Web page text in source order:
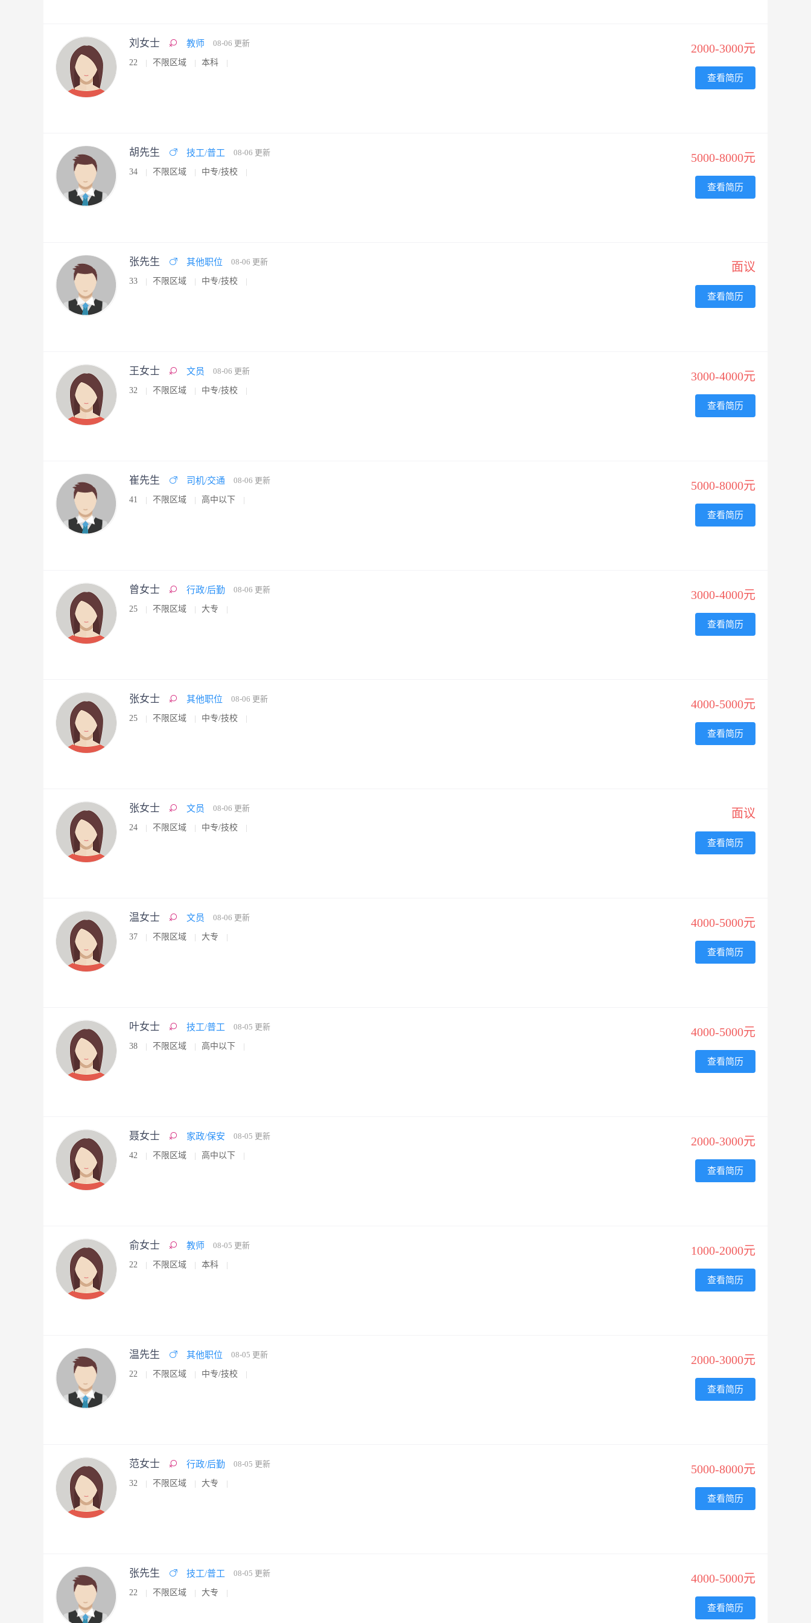
刘女士 教师 08-06 更新
22 不限区域 本科
2000-3000元
查看简历
胡先生 技工/普工 08-06 更新
34 不限区域 中专/技校
5000-8000元
查看简历
张先生 其他职位 08-06 更新
33 不限区域 中专/技校
面议
查看简历
王女士 文员 08-06 更新
32 不限区域 中专/技校
3000-4000元
查看简历
崔先生 司机/交通 08-06 更新
41 不限区域 高中以下
5000-8000元
查看简历
曾女士 行政/后勤 08-06 更新
25 不限区域 大专
3000-4000元
查看简历
张女士 其他职位 08-06 更新
25 不限区域 中专/技校
4000-5000元
查看简历
张女士 文员 08-06 更新
24 不限区域 中专/技校
面议
查看简历
温女士 文员 08-06 更新
37 不限区域 大专
4000-5000元
查看简历
叶女士 技工/普工 08-05 更新
38 不限区域 高中以下
4000-5000元
查看简历
聂女士 家政/保安 08-05 更新
42 不限区域 高中以下
2000-3000元
查看简历
俞女士 教师 08-05 更新
22 不限区域 本科
1000-2000元
查看简历
温先生 其他职位 08-05 更新
22 不限区域 中专/技校
2000-3000元
查看简历
范女士 行政/后勤 08-05 更新
32 不限区域 大专
5000-8000元
查看简历
张先生 技工/普工 08-05 更新
22 不限区域 大专
4000-5000元
查看简历